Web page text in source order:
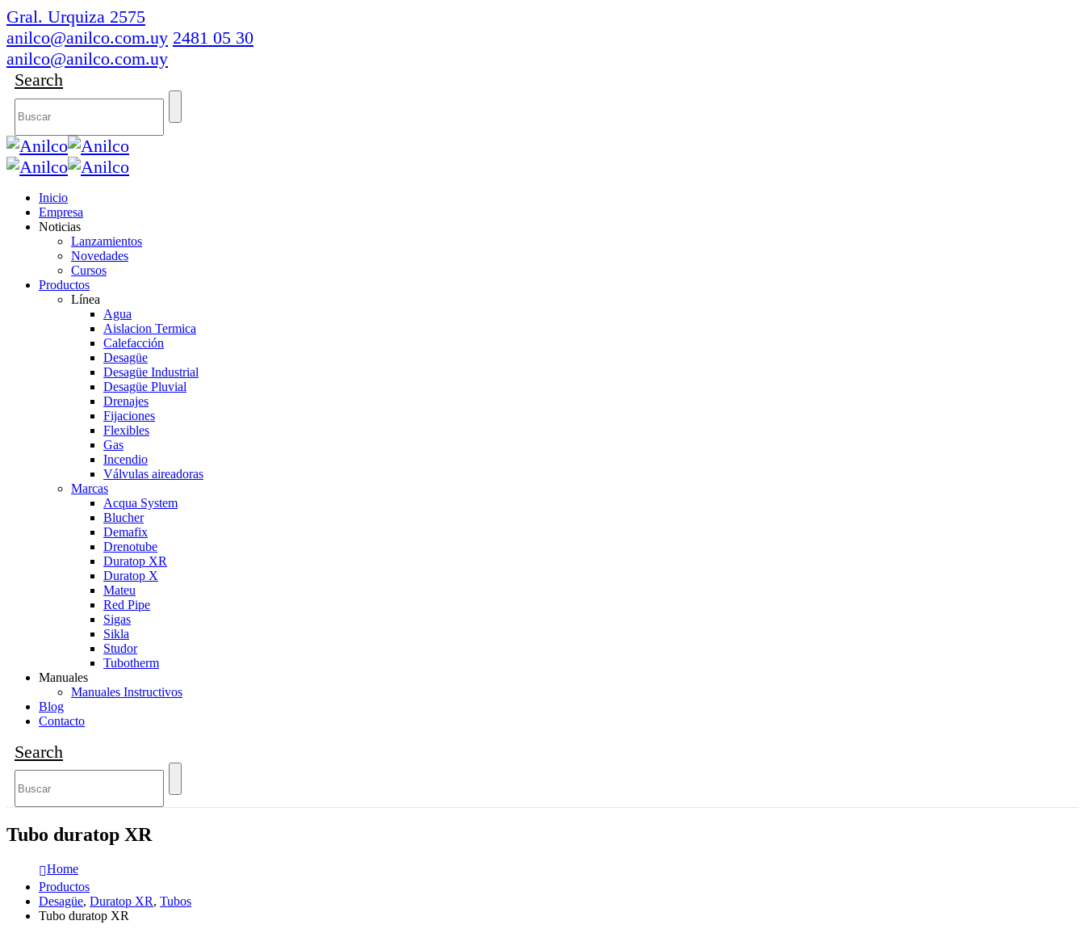
Gral. Urquiza 2575
anilco@anilco.com.uy 2481 05 30
anilco@anilco.com.uy
Search
Inicio
Empresa
Noticias
Lanzamientos
Novedades
Cursos
Productos
Línea
Agua
Aislacion Termica
Calefacción
Desagüe
Desagüe Industrial
Desagüe Pluvial
Drenajes
Fijaciones
Flexibles
Gas
Incendio
Válvulas aireadoras
Marcas
Acqua System
Blucher
Demafix
Drenotube
Duratop XR
Duratop X
Mateu
Red Pipe
Sigas
Sikla
Studor
Tubotherm
Manuales
Manuales Instructivos
Blog
Contacto
Search
Tubo duratop XR
Home
Productos
Desagüe, Duratop XR, Tubos
Tubo duratop XR